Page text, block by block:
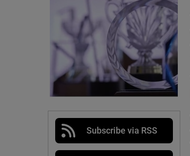
Subscribe via RSS